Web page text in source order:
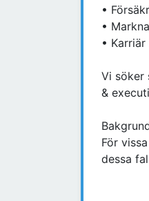
•
•
•
Vi söker
&
För
dessa